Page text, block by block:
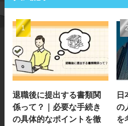
退職後に提出する書類関
係って？｜必要な手続き
の具体的なポイントを徹
日
の
を